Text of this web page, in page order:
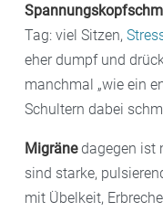
Tag: viel Sitzen,
eher dumpf und
manchmal „wie ein
Schultern dabei
Migränedagegen ist
sind starke,
mit Übelkeit,